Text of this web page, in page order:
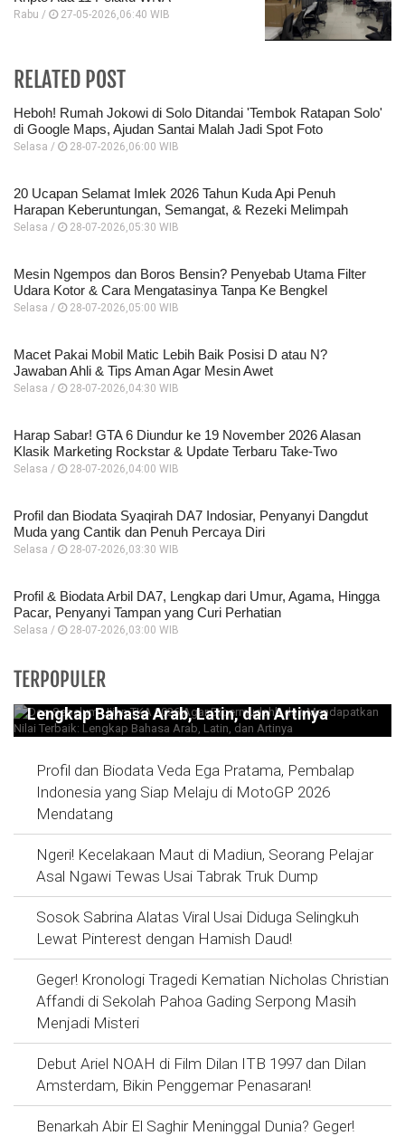
Rabu / 27-05-2026,06:40 WIB
RELATED POST
Heboh! Rumah Jokowi di Solo Ditandai 'Tembok Ratapan Solo'
di Google Maps, Ajudan Santai Malah Jadi Spot Foto
Selasa / 28-07-2026,06:00 WIB
20 Ucapan Selamat Imlek 2026 Tahun Kuda Api Penuh
Harapan Keberuntungan, Semangat, & Rezeki Melimpah
Selasa / 28-07-2026,05:30 WIB
Mesin Ngempos dan Boros Bensin? Penyebab Utama Filter
Udara Kotor & Cara Mengatasinya Tanpa Ke Bengkel
Selasa / 28-07-2026,05:00 WIB
Macet Pakai Mobil Matic Lebih Baik Posisi D atau N?
Jawaban Ahli & Tips Aman Agar Mesin Awet
Selasa / 28-07-2026,04:30 WIB
Harap Sabar! GTA 6 Diundur ke 19 November 2026 Alasan
Klasik Marketing Rockstar & Update Terbaru Take-Two
Selasa / 28-07-2026,04:00 WIB
Profil dan Biodata Syaqirah DA7 Indosiar, Penyanyi Dangdut
Muda yang Cantik dan Penuh Percaya Diri
Selasa / 28-07-2026,03:30 WIB
Profil & Biodata Arbil DA7, Lengkap dari Umur, Agama, Hingga
Pacar, Penyanyi Tampan yang Curi Perhatian
Selasa / 28-07-2026,03:00 WIB
TERPOPULER
Doa Sebelum Ujian TKA 2026 Agar
Dipermudahh dan Mendapatkan Nilai Terbaik:
Lengkap Bahasa Arab, Latin, dan Artinya
Profil dan Biodata Veda Ega Pratama, Pembalap
Indonesia yang Siap Melaju di MotoGP 2026
Mendatang
Ngeri! Kecelakaan Maut di Madiun, Seorang Pelajar
Asal Ngawi Tewas Usai Tabrak Truk Dump
Sosok Sabrina Alatas Viral Usai Diduga Selingkuh
Lewat Pinterest dengan Hamish Daud!
Geger! Kronologi Tragedi Kematian Nicholas Christian
Affandi di Sekolah Pahoa Gading Serpong Masih
Menjadi Misteri
Debut Ariel NOAH di Film Dilan ITB 1997 dan Dilan
Amsterdam, Bikin Penggemar Penasaran!
Benarkah Abir El Saghir Meninggal Dunia? Geger!